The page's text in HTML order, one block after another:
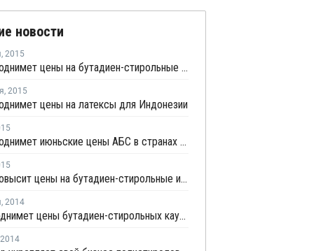
новости
, 2015
Trinseo поднимет цены на бутадиен-стирольные и акриловые латексы для Южной Америки
, 2015
цены на латексы для Индонезии
Trinseo поднимет июньские цены АБС в странах Северной и Южной Америки
Trinseo повысит цены на бутадиен-стирольные и акриловые латексы для Северной и Южной Америки
, 2014
Styron поднимет цены бутадиен-стирольных каучуков для Северной и Южной Америки с 1 декабря
2014